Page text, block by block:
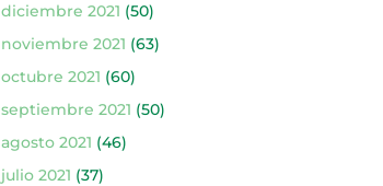
diciembre 2021 (50)
noviembre 2021 (63)
octubre 2021 (60)
septiembre 2021 (50)
agosto 2021 (46)
julio 2021 (37)